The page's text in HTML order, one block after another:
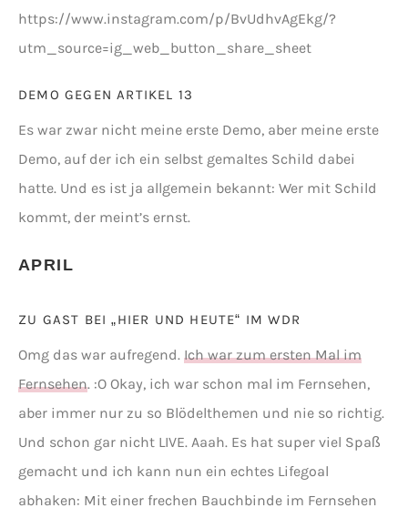
https://www.instagram.com/p/BvUdhvAgEkg/?
utm_source=ig_web_button_share_sheet
DEMO GEGEN ARTIKEL 13
Es war zwar nicht meine erste Demo, aber meine erste
Demo, auf der ich ein selbst gemaltes Schild dabei
hatte. Und es ist ja allgemein bekannt: Wer mit Schild
kommt, der meint’s ernst.
APRIL
ZU GAST BEI „HIER UND HEUTE“ IM WDR
Omg das war aufregend. Ich war zum ersten Mal im
Fernsehen. :O Okay, ich war schon mal im Fernsehen,
aber immer nur zu so Blödelthemen und nie so richtig.
Und schon gar nicht LIVE. Aaah. Es hat super viel Spaß
gemacht und ich kann nun ein echtes Lifegoal
abhaken: Mit einer frechen Bauchbinde im Fernsehen